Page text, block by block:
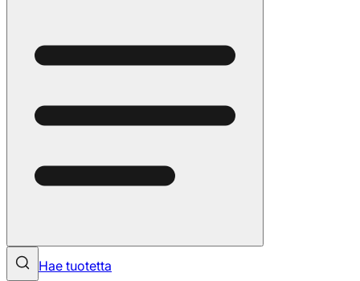
Hae tuotetta